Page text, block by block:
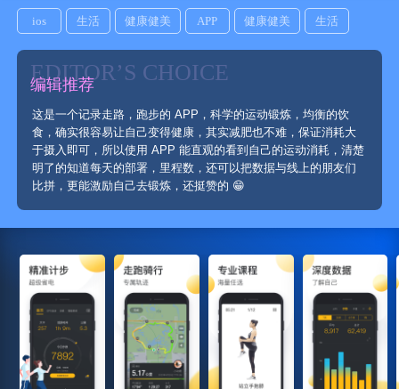
ios 生活 健康健美 APP 健康健美 生活
EDITOR’S CHOICE
编辑推荐
这是一个记录走路，跑步的 APP，科学的运动锻炼，均衡的饮
食，确实很容易让自己变得健康，其实减肥也不难，保证消耗大
于摄入即可，所以使用 APP 能直观的看到自己的运动消耗，清楚
明了的知道每天的部署，里程数，还可以把数据与线上的朋友们
比拼，更能激励自己去锻炼，还挺赞的 😁